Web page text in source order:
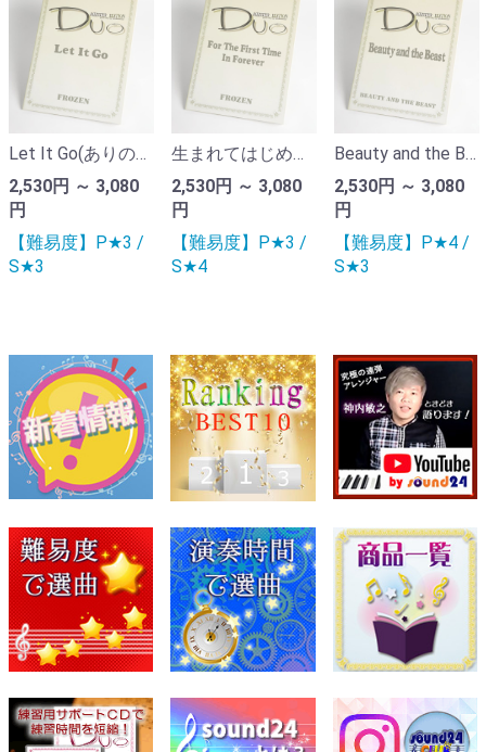
Let It Go(ありのままで)｜ディズニー「アナと雪の女王」より
2,530円 ～ 3,080
円
【難易度】P★3 /
S★3
生まれてはじめて｜ディズニー「アナと雪の女王」より（ピアノ連弾楽譜）
2,530円 ～ 3,080
円
【難易度】P★3 /
S★4
Beauty and the Beast｜ディズニー「美女と野獣」より（ピアノ連弾楽譜）
2,530円 ～ 3,080
円
【難易度】P★4 /
S★3